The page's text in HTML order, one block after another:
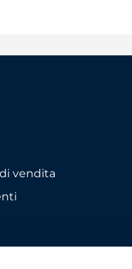
vendita